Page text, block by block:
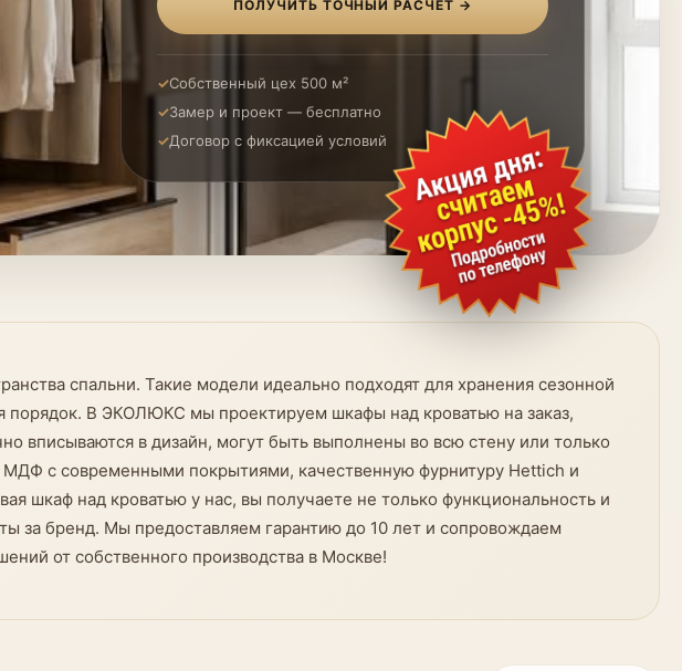
ПОЛУЧИТЬ ТОЧНЫЙ РАСЧЁТ →
Собственный цех 500 м²
Замер и проект — бесплатно
Договор с фиксацией условий
спальни. Такие модели идеально подходят для хранения сезонной
порядок. В ЭКОЛЮКС мы проектируем шкафы над кроватью на заказ,
вписываются в дизайн, могут быть выполнены во всю стену или только
с современными покрытиями, качественную фурнитуру Hettich и
шкаф над кроватью у нас, вы получаете не только функциональность и
за бренд. Мы предоставляем гарантию до 10 лет и сопровождаем
от собственного производства в Москве!